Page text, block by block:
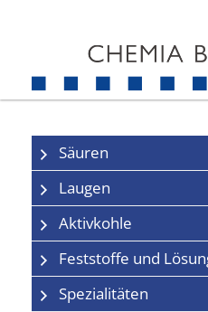
Säuren
Laugen
Aktivkohle
Feststoffe und
Spezialitäten